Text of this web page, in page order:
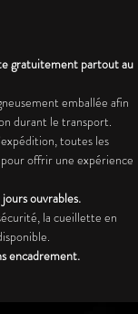
gratuitement partout au
emballée afin
durant le transport.
toutes les
offrir une expérience
ouvrables.
la cueillette en
encadrement.